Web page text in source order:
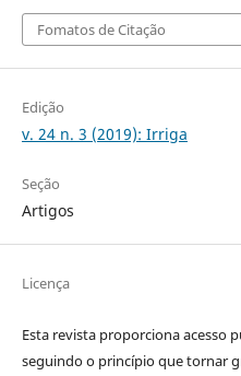
Fomatos de Citação
Edição
v. 24 n. 3 (2019): Irriga
Seção
Artigos
Licença
Esta revista proporciona acesso
seguindo o princípio que tornar